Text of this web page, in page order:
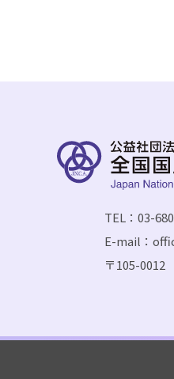
TEL：03-
E-mail：
〒105-